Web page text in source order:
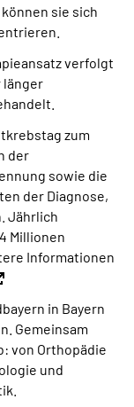
sie sich
verfolgt
länger
zum
der
sowie die
der Diagnose,
Jährlich
Millionen
Informationen
in Bayern
Gemeinsam
von Orthopädie
und